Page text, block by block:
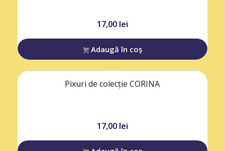
17,00 lei
Adaugă în coș
Pixuri de colecție CORINA
17,00 lei